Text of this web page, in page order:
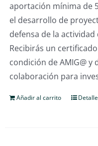
aportación mínima de
el desarrollo de
defensa de la actividad
Recibirás un
condición de AMIG@ y
colaboración para
Añadir al carrito